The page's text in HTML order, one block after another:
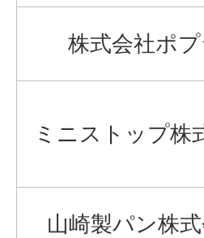
株式会社ポプ
ミニストップ株
山崎製パン株